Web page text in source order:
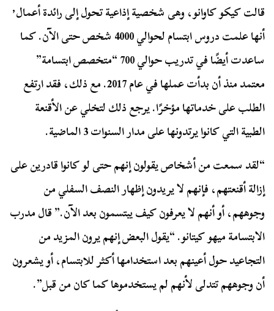
قالت كيكو كاوانو، وهى شخصية إذاعية تحول إلى رائدة أعمال٬
أنها علمت دروس ابتسام لحوالي 4000 شخص حتى الآن. كما
ساعدت أيضًا في تدريب حوالي 700 “متخصص ابتسامة”
معتمد منذ أن بدأت عملها في عام 2017. مع ذلك، فقد ارتفع
الطلب على خدماتها مؤخرًا. يرجع ذلك لتخلي عن الأقنعة
الطبية التي كانوا يرتدونها على مدار السنوات 3 الماضية.
“لقد سمعت من أشخاص يقولون إنهم حتى لو كانوا قادرين على
إزالة أقنعتهم، فإنهم لا يريدون إظهار النصف السفلي من
وجوههم، أو أنهم لا يعرفون كيف يبتسمون بعد الآن.” قال مدرب
الابتسامة ميهو كيتانو. “يقول البعض إنهم يرون المزيد من
التجاعيد حول أعينهم بعد استخدامها أكثر للابتسام، أو يشعرون
أن وجوههم تتدلى لأنهم لم يستخدموها كما كان من قبل”.